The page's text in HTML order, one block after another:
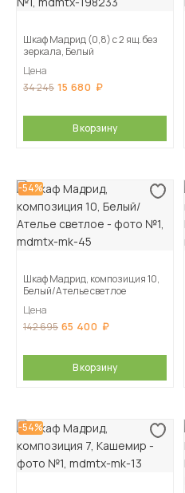
Шкаф Мадрид (0,8) с 2 ящ. без
зеркала, Белый
Цена
34 245 15 680
В корзину
-54%
Шкаф Мадрид, композиция 10,
Белый/Ателье светлое
Цена
142 695 65 400
В корзину
-54%